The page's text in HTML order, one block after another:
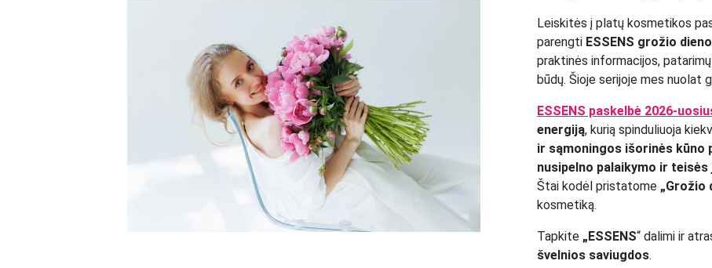
Leiskitės į platų kosmetikos
parengti ESSENS grožio
praktinės informacijos,
būdų. Šioje serijoje mes nuolat
ESSENS paskelbė 2026-
energiją, kurią spinduliuoja
ir sąmoningos išorinės kūno
nusipelno palaikymo ir
Štai kodėl pristatome „Grožio
kosmetiką.
Tapkite „ESSENS“ dalimi ir
švelnios saviugdos.